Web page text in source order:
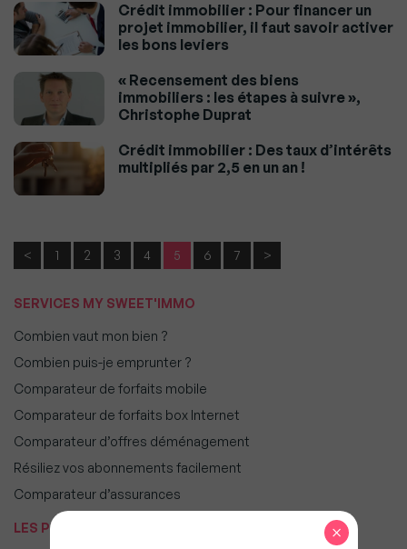
Crédit immobilier : Pour financer un
projet immobilier, il faut savoir activer
les bons leviers
« Recensement des biens
immobiliers : les étapes à suivre »,
Christophe Duprat
Crédit immobilier : Des taux d’intérêts
multipliés par 2,5 en un an !
< 1 2 3 4 5 6 7 >
SERVICES MY SWEET'IMMO
Combien vaut mon bien ?
Combien puis-je emprunter ?
Comparateur de forfaits mobile
Comparateur de forfaits box Internet
Comparateur d’offres déménagement
Résiliez vos abonnements facilement
Comparateur d’assurances
LES PLUS POPULAIRES ×